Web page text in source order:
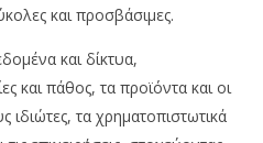
και προσβάσιμες.
και δίκτυα,
και πάθος, τα προϊόντα και οι
ιδιώτες, τα χρηματοπιστωτικά